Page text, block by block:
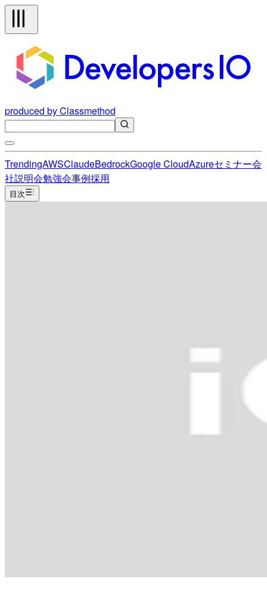
produced by Classmethod
TrendingAWSClaudeBedrockGoogle CloudAzureセミナー会
社説明会勉強会事例採用
目次